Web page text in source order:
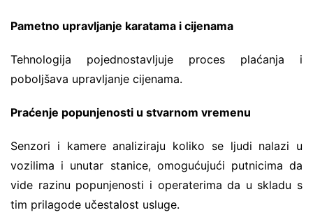
Pametno upravljanje karatama i cijenama
Tehnologija pojednostavljuje proces plaćanja i
poboljšava upravljanje cijenama.
Praćenje popunjenosti u stvarnom vremenu
Senzori i kamere analiziraju koliko se ljudi nalazi u
vozilima i unutar stanice, omogućujući putnicima da
vide razinu popunjenosti i operaterima da u skladu s
tim prilagode učestalost usluge.